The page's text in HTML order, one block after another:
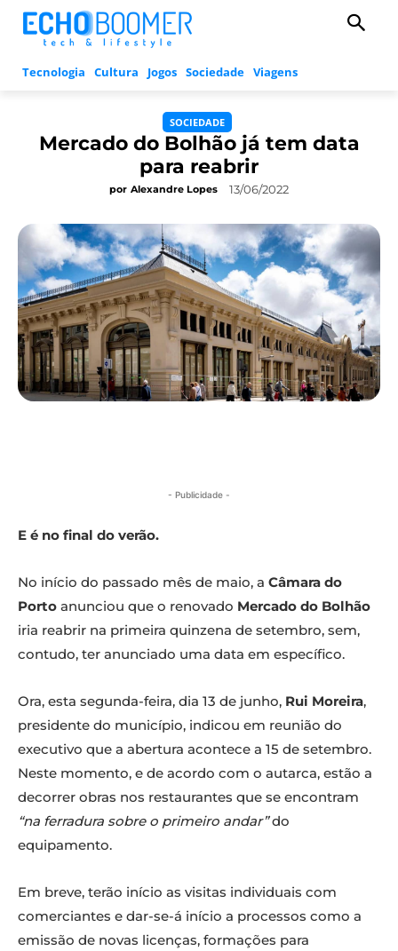
Tecnologia Cultura Jogos Sociedade Viagens
SOCIEDADE
Mercado do Bolhão já tem data
para reabrir
por Alexandre Lopes 13/06/2022
- Publicidade -
E é no final do verão.
No início do passado mês de maio, a Câmara do
Porto anunciou que o renovado Mercado do Bolhão
iria reabrir na primeira quinzena de setembro, sem,
contudo, ter anunciado uma data em específico.
Ora, esta segunda-feira, dia 13 de junho, Rui Moreira,
presidente do município, indicou em reunião do
executivo que a abertura acontece a 15 de setembro.
Neste momento, e de acordo com o autarca, estão a
decorrer obras nos restaurantes que se encontram
“na ferradura sobre o primeiro andar”do
equipamento.
Em breve, terão início as visitas individuais com
comerciantes e dar-se-á início a processos como a
emissão de novas licenças, formações para